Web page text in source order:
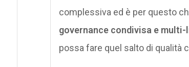
complessiva ed è per questo
governance condivisa e
possa fare quel salto di qualità